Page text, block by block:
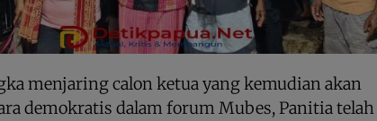
menjaring calon ketua yang kemudian akan
demokratis dalam forum Mubes, Panitia telah